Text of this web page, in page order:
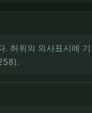
. 허위의 의사표시에 기